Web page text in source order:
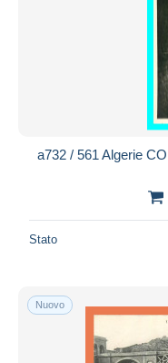
a732 / 561 Algerie
Stato
Nuovo